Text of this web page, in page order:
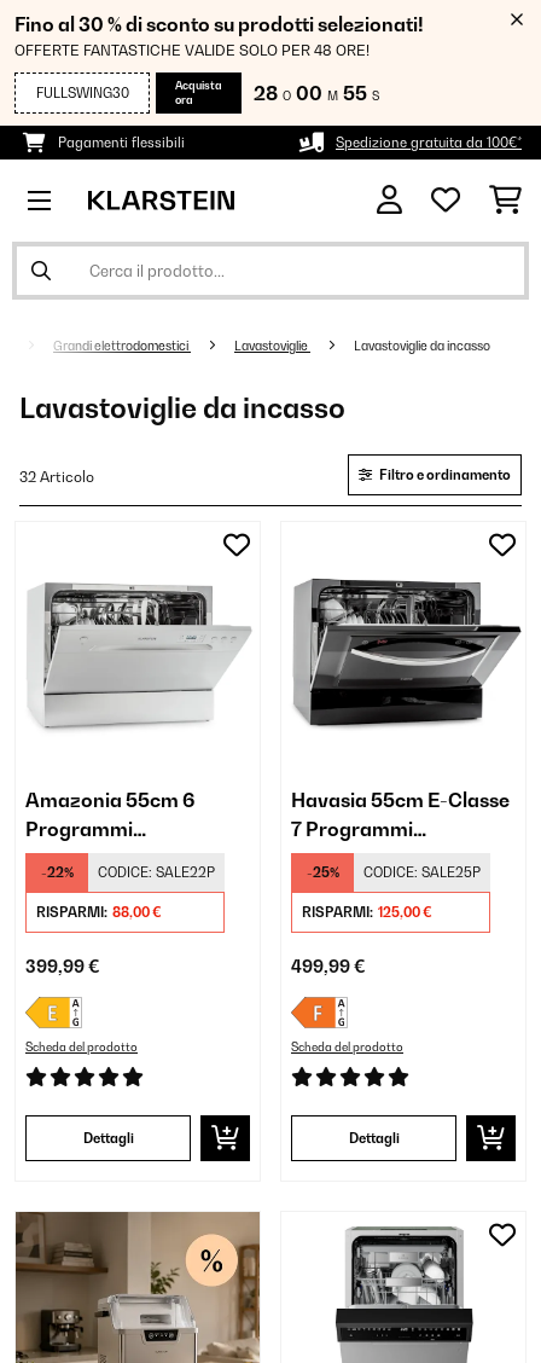
Fino al 30 % di sconto su prodotti selezionati!
OFFERTE FANTASTICHE VALIDE SOLO PER 48 ORE!
FULLSWING30
Acquista
ora
28 O 00 M 54 S
Pagamenti flessibili Spedizione gratuita da 100€*
Grandi elettrodomestici Lavastoviglie Lavastoviglie da incasso
Lavastoviglie da incasso
32 Articolo Filtro e ordinamento
Amazonia 55cm 6
Programmi
Lavastoviglie da Tavolo
Argento
-22% CODICE: SALE22P
RISPARMI: 88,00 €
399,99 €
Scheda del prodotto
Dettagli
Havasia 55cm E-Classe
7 Programmi
Lavastoviglie da Tavolo
Nero
-25% CODICE: SALE25P
RISPARMI: 125,00 €
499,99 €
Scheda del prodotto
Dettagli